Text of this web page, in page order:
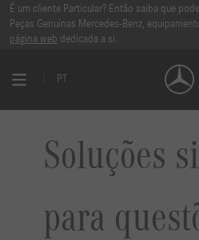
É um cliente Particular? Então saiba que
Peças Genuínas Mercedes-Benz,
página web dedicada a si.
PT
Soluções
para